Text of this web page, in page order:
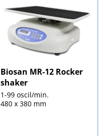
Biosan MR-12 Rocker
shaker
1-99 oscil/min.
480 x 380 mm